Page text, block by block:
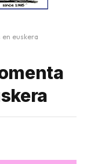
en euskera